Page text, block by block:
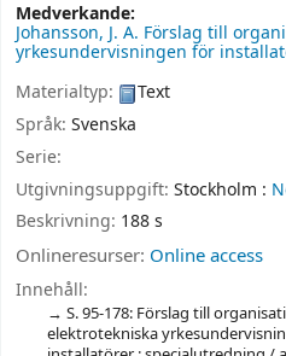
Medverkande:
Johansson, J. A. Förslag till
yrkesundervisningen för
Materialtyp:
Text
Språk: Svenska
Serie:
Utgivningsuppgift: Stockholm :
Beskrivning: 188 s
Onlineresurser: Online access
Innehåll:
S. 95-178: Förslag till
elektrotekniska